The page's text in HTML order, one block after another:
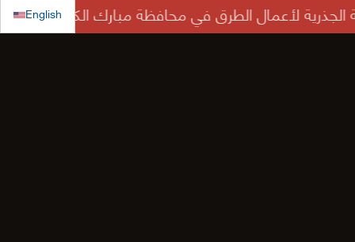
English